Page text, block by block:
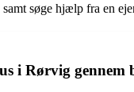
søge hjælp fra en
i Rørvig gennem